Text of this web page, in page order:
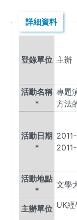
詳細資料
登錄單位 主辦
活動名稱
*
專題
方法
活動日期
*
活動地點
*
文學
主辦單位 UK經